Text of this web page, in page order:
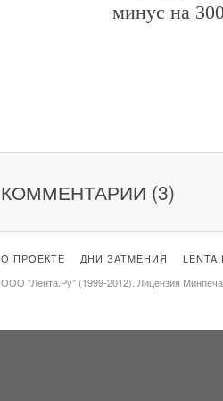
минус на
КОММЕНТАРИИ (3)
О ПРОЕКТЕ ДНИ ЗАТМЕНИЯ
ООО "Лента.Ру" (1999-2012). Лицензия